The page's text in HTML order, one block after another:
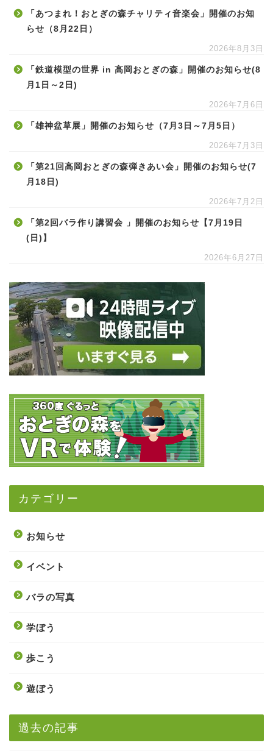
「あつまれ！おとぎの森チャリティ音楽会」開催のお知
らせ（8月22日）
2026年8月3日
「鉄道模型の世界 in 高岡おとぎの森」開催のお知らせ(8
月1日～2日)
2026年7月6日
「雄神盆草展」開催のお知らせ（7月3日～7月5日）
2026年7月3日
「第21回高岡おとぎの森弾きあい会」開催のお知らせ(7
月18日)
2026年7月2日
「第2回バラ作り講習会 」開催のお知らせ【7月19日
(日)】
2026年6月27日
カテゴリー
お知らせ
イベント
バラの写真
学ぼう
歩こう
遊ぼう
過去の記事